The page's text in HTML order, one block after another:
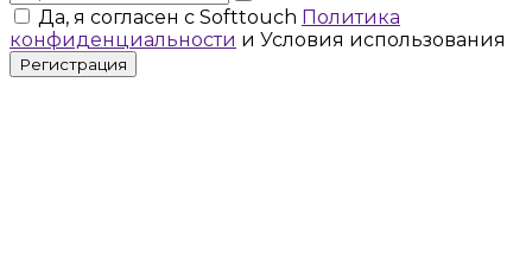
Да, я согласен с Softtouch Политика
конфиденциальности и Условия использования
Регистрация